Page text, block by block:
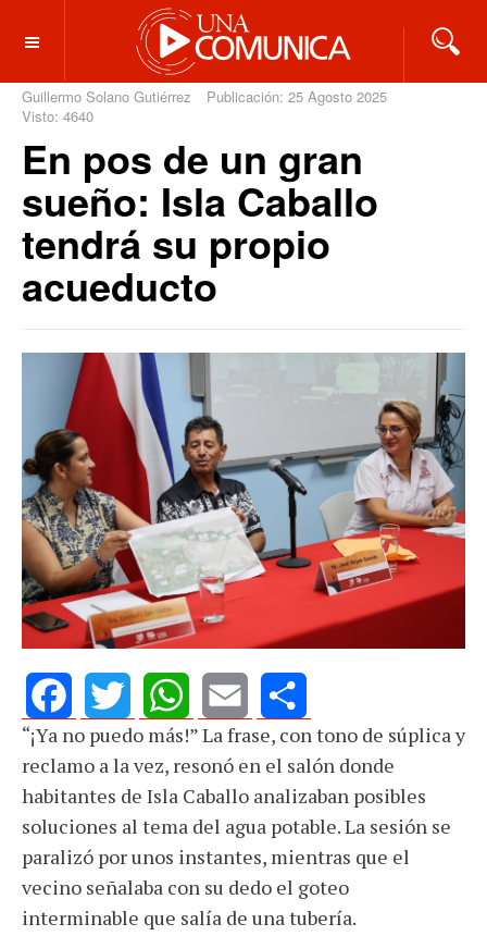
OFF CANVAS
Guillermo Solano Gutiérrez
Publicación: 25 Agosto 2025
Visto: 4640
En pos de un gran
sueño: Isla Caballo
tendrá su propio
acueducto
FacebookTwitter WhatsAppEmail Share
“¡Ya no puedo más!” La frase, con tono de súplica y
reclamo a la vez, resonó en el salón donde
habitantes de Isla Caballo analizaban posibles
soluciones al tema del agua potable. La sesión se
paralizó por unos instantes, mientras que el
vecino señalaba con su dedo el goteo
interminable que salía de una tubería.